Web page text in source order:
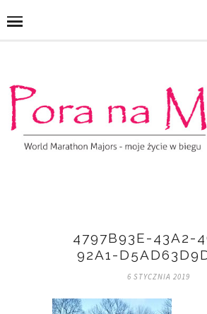
4797B93E-43A2-
92A1-
6 STYCZNIA 2019